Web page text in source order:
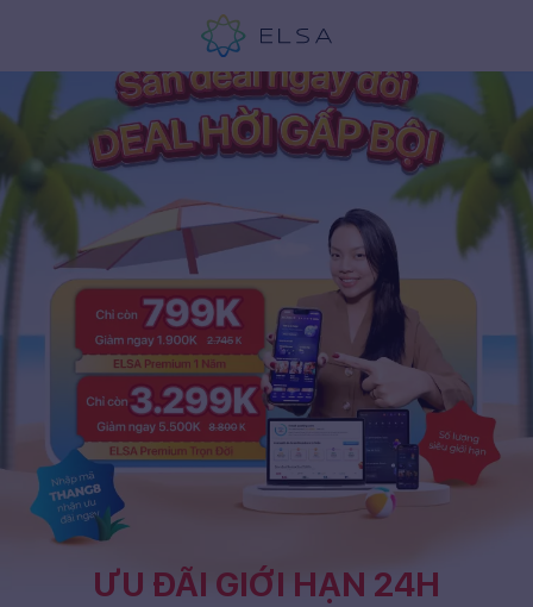
ƯU ĐÃI GIỚI HẠN 24H